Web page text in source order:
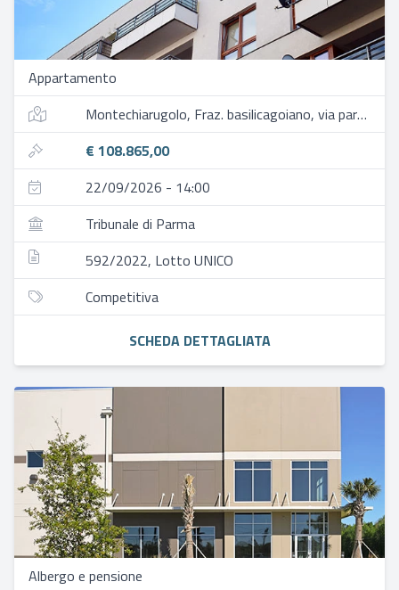
Appartamento
Montechiarugolo, Fraz. basilicagoiano, via parma 125/1
€ 108.865,00
22/09/2026 - 14:00
Tribunale di Parma
592/2022, Lotto UNICO
Competitiva
SCHEDA DETTAGLIATA
Albergo e pensione